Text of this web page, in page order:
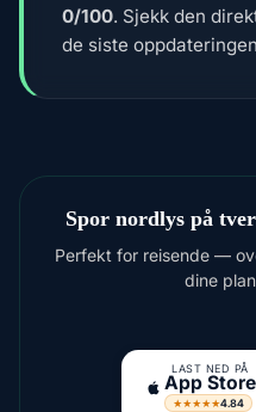
0/100. Sjekk den
de siste
Spor nordlys på
Perfekt for reisende —
dine
LAST NED PÅ
App Store
★★★★★4.84